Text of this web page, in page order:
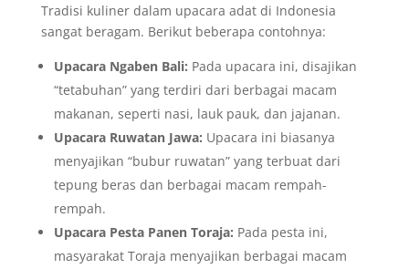
Tradisi kuliner dalam upacara adat di Indonesia
sangat beragam. Berikut beberapa contohnya:
Upacara Ngaben Bali: Pada upacara ini, disajikan
“tetabuhan” yang terdiri dari berbagai macam
makanan, seperti nasi, lauk pauk, dan jajanan.
Upacara Ruwatan Jawa: Upacara ini biasanya
menyajikan “bubur ruwatan” yang terbuat dari
tepung beras dan berbagai macam rempah-
rempah.
Upacara Pesta Panen Toraja: Pada pesta ini,
masyarakat Toraja menyajikan berbagai macam